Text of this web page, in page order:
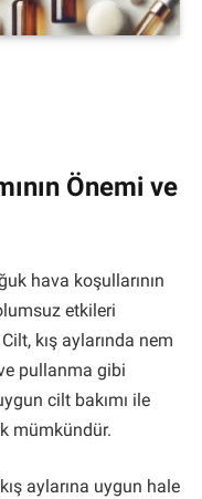
Önemi ve
hava koşullarının
etkileri
kış aylarında nem
pullanma gibi
cilt bakımı ile
mümkündür.
aylarına uygun hale